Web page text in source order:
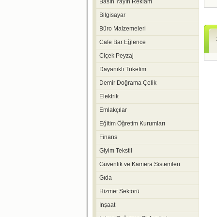
Basın Yayın Reklam
Bilgisayar
Büro Malzemeleri
Cafe Bar Eğlence
Ciçek Peyzaj
Dayanıklı Tüketim
Demir Doğrama Çelik
Elektrik
Emlakçılar
Eğitim Öğretim Kurumları
Finans
Giyim Tekstil
Güvenlik ve Kamera Sistemleri
Gıda
Hizmet Sektörü
Inşaat